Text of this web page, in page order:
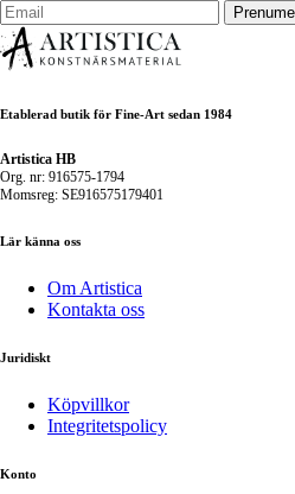
Etablerad butik för Fine-Art sedan 1984
Artistica HB
Org. nr: 916575-1794
Momsreg: SE916575179401
Lär känna oss
Om Artistica
Kontakta oss
Juridiskt
Köpvillkor
Integritetspolicy
Konto